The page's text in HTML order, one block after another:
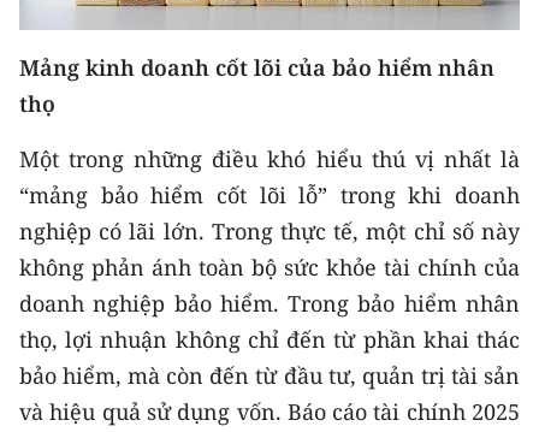
Đồng bằng sông Cửu Long
Chuyên trang Hà Nội
CHUYÊN ĐỀ
CÁC CHUYÊN TRANG
VỀ BÁO NHÂN DÂN
THỜI NAY
Mảng kinh doanh cốt lõi của bảo hiểm nhân
thọ
Một trong những điều khó hiểu thú vị nhất là
“mảng bảo hiểm cốt lõi lỗ” trong khi doanh
nghiệp có lãi lớn. Trong thực tế, một chỉ số này
không phản ánh toàn bộ sức khỏe tài chính của
doanh nghiệp bảo hiểm. Trong bảo hiểm nhân
thọ, lợi nhuận không chỉ đến từ phần khai thác
bảo hiểm, mà còn đến từ đầu tư, quản trị tài sản
và hiệu quả sử dụng vốn. Báo cáo tài chính 2025